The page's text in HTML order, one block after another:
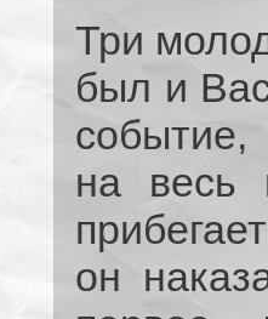
Три
был и
на весь
он